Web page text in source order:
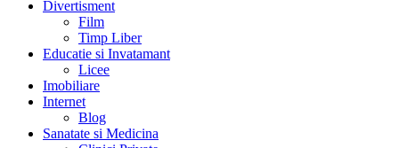
Divertisment
Film
Timp Liber
Educatie si Invatamant
Licee
Imobiliare
Internet
Blog
Sanatate si Medicina